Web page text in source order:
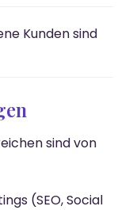
Kunden sind
sind von
(SEO, Social